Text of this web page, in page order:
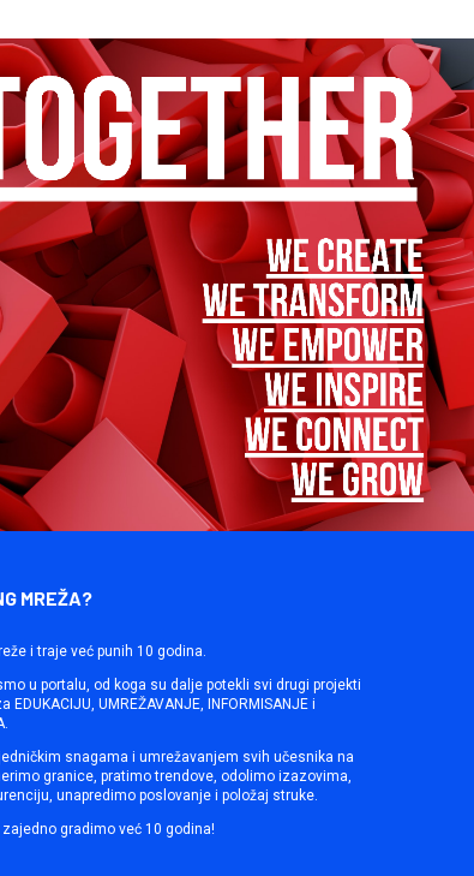
MREŽA?
i traje već punih 10 godina.
u portalu, od koga su dalje potekli svi drugi projekti
UMREŽAVANJE, INFORMISANJE i
snagama i umrežavanjem svih učesnika na
granice, pratimo trendove, odolimo izazovima,
unapredimo poslovanje i položaj struke.
gradimo već 10 godina!